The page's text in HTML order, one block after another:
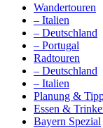
Wandertouren
– Italien
– Deutschland
– Portugal
Radtouren
– Deutschland
– Italien
Planung &
Essen &
Bayern Spezial